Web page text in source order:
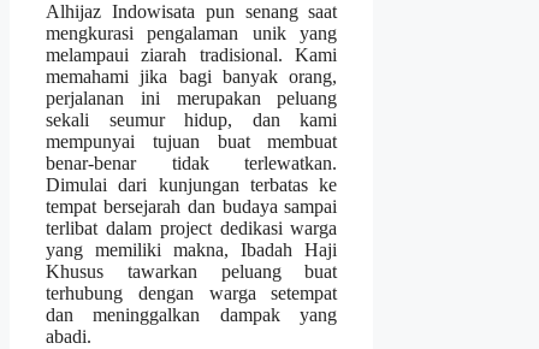
Alhijaz Indowisata pun senang saat
mengkurasi pengalaman unik yang
melampaui ziarah tradisional. Kami
memahami jika bagi banyak orang,
perjalanan ini merupakan peluang
sekali seumur hidup, dan kami
mempunyai tujuan buat membuat
benar-benar tidak terlewatkan.
Dimulai dari kunjungan terbatas ke
tempat bersejarah dan budaya sampai
terlibat dalam project dedikasi warga
yang memiliki makna, Ibadah Haji
Khusus tawarkan peluang buat
terhubung dengan warga setempat
dan meninggalkan dampak yang
abadi.